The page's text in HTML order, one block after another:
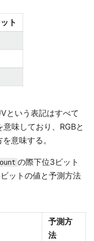
ト
という表記はすべて
味しており、RGBと
意味する。
の際下位3ビット
ットの値と予測方法
予測方
法